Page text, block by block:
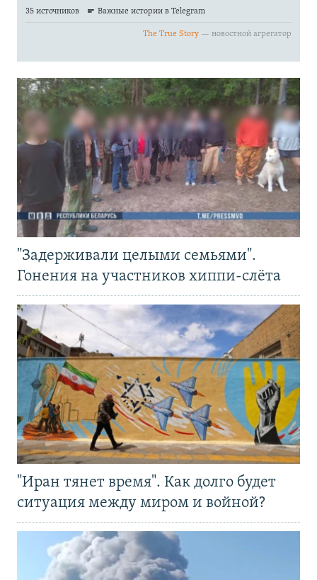
"Задерживали целыми семьями".
Гонения на участников хиппи-слёта
"Иран тянет время". Как долго будет
ситуация между миром и войной?